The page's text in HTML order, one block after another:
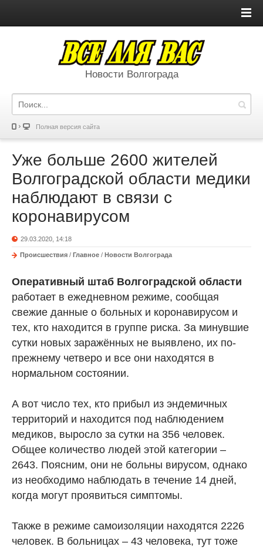
Новости Волгограда
Полная версия сайта
Уже больше 2600 жителей
Волгоградской области медики
наблюдают в связи с
коронавирусом
29.03.2020, 14:18
Происшествия / Главное / Новости Волгограда
Оперативный штаб Волгоградской области
работает в ежедневном режиме, сообщая
свежие данные о больных и коронавирусом и
тех, кто находится в группе риска. За минувшие
сутки новых заражённых не выявлено, их по-
прежнему четверо и все они находятся в
нормальном состоянии.
А вот число тех, кто прибыл из эндемичных
территорий и находится под наблюдением
медиков, выросло за сутки на 356 человек.
Общее количество людей этой категории –
2643. Поясним, они не больны вирусом, однако
из необходимо наблюдать в течение 14 дней,
когда могут проявиться симптомы.
Также в режиме самоизоляции находятся 2226
человек. В больницах – 43 человека, тут тоже